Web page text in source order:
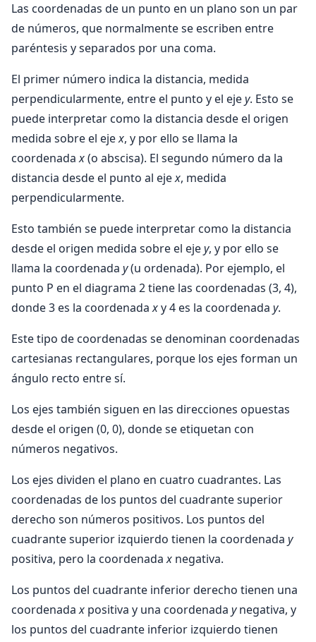
Las coordenadas de un punto en un plano son un par
de números, que normalmente se escriben entre
paréntesis y separados por una coma.
El primer número indica la distancia, medida
perpendicularmente, entre el punto y el ejey. Esto se
puede interpretar como la distancia desde el origen
medida sobre el ejex, y por ello se llama la
coordenadax(o abscisa). El segundo número da la
distancia desde el punto al ejex, medida
perpendicularmente.
Esto también se puede interpretar como la distancia
desde el origen medida sobre el ejey, y por ello se
llama la coordenada y(u ordenada). Por ejemplo, el
punto P en el diagrama 2 tiene las coordenadas (3, 4),
donde 3 es la coordenadaxy 4 es la coordenada y.
Este tipo de coordenadas se denominan coordenadas
cartesianas rectangulares, porque los ejes forman un
ángulo recto entre sí.
Los ejes también siguen en las direcciones opuestas
desde el origen (0, 0), donde se etiquetan con
números negativos.
Los ejes dividen el plano en cuatro cuadrantes. Las
coordenadas de los puntos del cuadrante superior
derecho son números positivos. Los puntos del
cuadrante superior izquierdo tienen la coordenada y
positiva, pero la coordenadax negativa.
Los puntos del cuadrante inferior derecho tienen una
coordenadax positiva y una coordenada ynegativa, y
los puntos del cuadrante inferior izquierdo tienen